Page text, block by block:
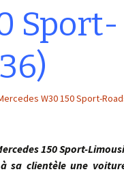
Sport-
W30 150 Sport-
150 Sport-
sa clientèle une